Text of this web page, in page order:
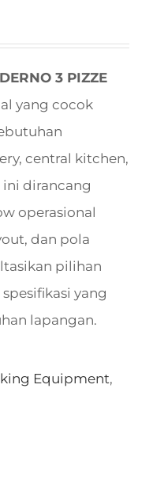
3 PIZZE
yang cocok
central kitchen,
ini dirancang
operasional
dan pola
pilihan
yang
lapangan.
Equipment,